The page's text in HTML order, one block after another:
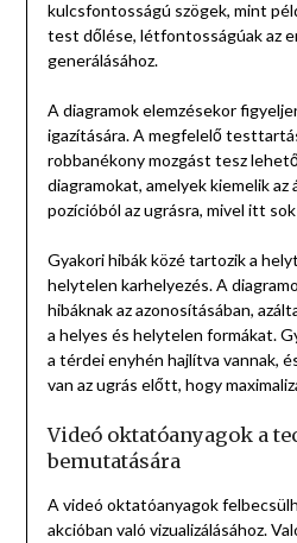
kulcsfontosságú szögek, mint
test dőlése, létfontosságúak az
generálásához.
A diagramok elemzésekor
igazítására. A megfelelő
robbanékony mozgást tesz
diagramokat, amelyek kiemelik
pozícióból az ugrásra, mivel itt
Gyakori hibák közé tartozik a
helytelen karhelyezés. A
hibáknak az azonosításában,
a helyes és helytelen formákat.
a térdei enyhén hajlítva vannak,
van az ugrás előtt, hogy
Videó oktatóanyagok a
bemutatására
A videó oktatóanyagok
akcióban való vizualizálásához.